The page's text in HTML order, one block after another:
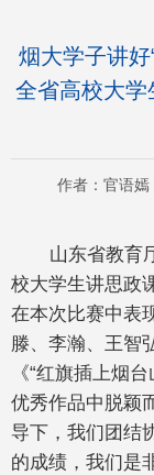
烟大学子讲
全省高校大
作者：官语
山东省教育
校大学生讲思政
在本次比赛中表
滕、李瀚、王智
《“红旗插上烟
优秀作品中脱颖
导下，我们团结
的成绩，我们是